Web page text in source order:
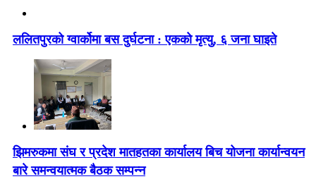
ललितपुरको ग्वार्कोमा बस दुर्घटना : एकको मृत्यु, ६ जना घाइते
झिमरुकमा संघ र प्रदेश मातहतका कार्यालय बिच योजना कार्यान्वयन
बारे समन्वयात्मक बैठक सम्पन्न